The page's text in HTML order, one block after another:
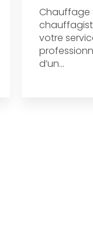
Chauffage
votre
d’un...